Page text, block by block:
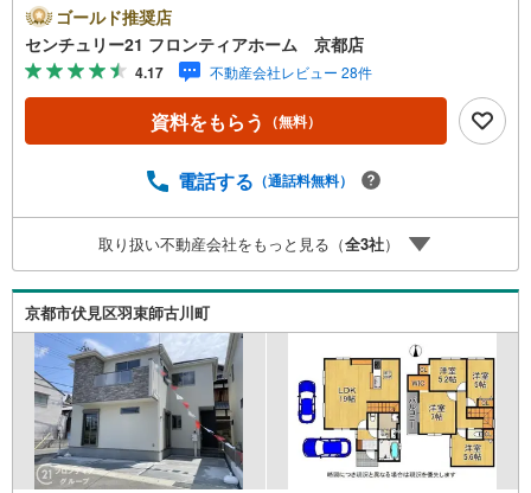
にも便利 特徴・家族の会話が弾む開放的な対面キッチンを
備えた、ゆとりある新築戸建てです。・敷地内には、ハイ
ルーフ駐車可能なカースペースがございます。・サンディ
醍醐店まで徒歩7分で、毎日のお買い物にも便利な立地で
す。 立地・日野小学校まで徒歩約6分・春日丘中学校まで
徒歩約7分 弊社が選ばれる理由 1.お金の扱い方のプロ、フ
替えなどにも対応できる売却専門チームあり！3.たくさん
ームも弊社のリフォームプランナーがご提案！5.定期的に
ご連絡を繋ぎ、有事の際に迅速にサポートいたします弊社
は専門家同士が連携をとっているため、より多くの知見が
ございます。お気軽にお問合せください！
ゴールド推奨店
センチュリー21 フロンティアホーム 京都店
4.17 不動産会社レビュー 28件
資料をもらう （無料）
電話する （通話料無料）
取り扱い不動産会社をもっと見る（全3社）
京都市伏見区羽束師古川町